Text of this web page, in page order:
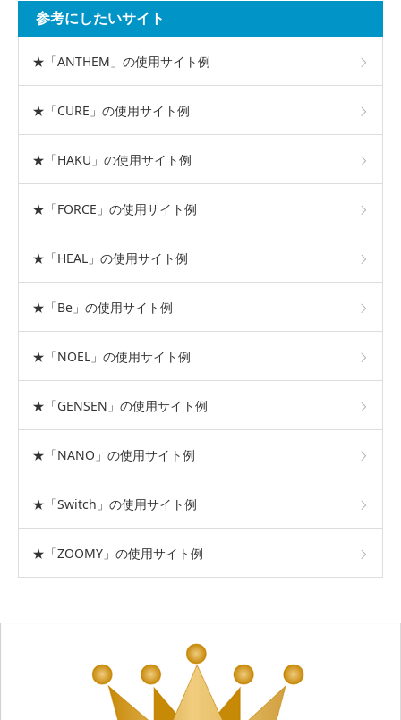
参考にしたいサイト
★「ANTHEM」の使用サイト例
★「CURE」の使用サイト例
★「HAKU」の使用サイト例
★「FORCE」の使用サイト例
★「HEAL」の使用サイト例
★「Be」の使用サイト例
★「NOEL」の使用サイト例
★「GENSEN」の使用サイト例
★「NANO」の使用サイト例
★「Switch」の使用サイト例
★「ZOOMY」の使用サイト例